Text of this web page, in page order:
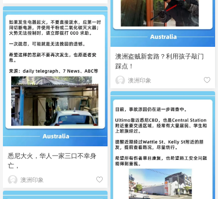
澳洲盗贼新套路？利用孩子敲门
踩点！
澳洲印象
悉尼大火，华人一家三口不幸身
亡，
澳洲印象